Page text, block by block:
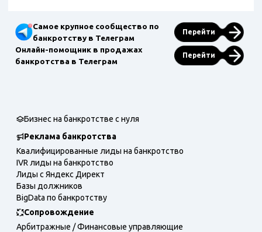
Самое крупное сообщество по
банкротству в Телеграм
Перейти
Онлайн-помощник в продажах
банкротства в Телеграм
Перейти
Бизнес на банкротстве с нуля
Реклама банкротства
Квалифицированные лиды на банкротство
IVR лиды на банкротство
Лиды с Яндекс Директ
Базы должников
BigData по банкротству
Сопровождение
Арбитражные / Финансовые управляющие